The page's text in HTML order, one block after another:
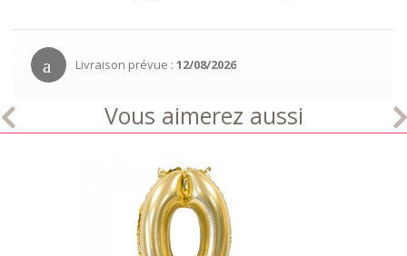
Livraison prévue : 12/08/2026
Vous aimerez aussi